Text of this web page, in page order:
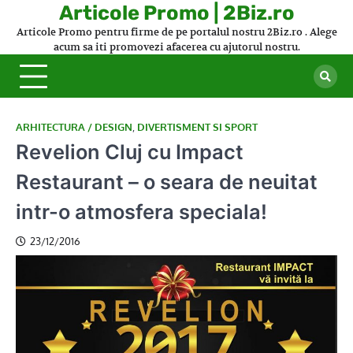
Articole Promo | 2Biz.ro
Articole Promo pentru firme de pe portalul nostru 2Biz.ro . Alege
acum sa iti promovezi afacerea cu ajutorul nostru.
ARHITECTURA / DESIGN DIVERTISMENT SI SPORT
Revelion Cluj cu Impact
Restaurant – o seara de neuitat
intr-o atmosfera speciala!
23/12/2016